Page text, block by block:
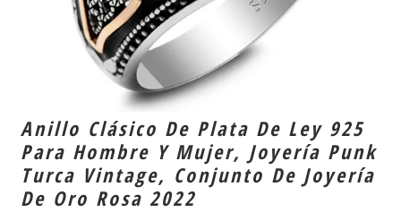
Anillo Clásico De Plata De Ley 925
Para Hombre Y Mujer, Joyería Punk
Turca Vintage, Conjunto De Joyería
De Oro Rosa 2022